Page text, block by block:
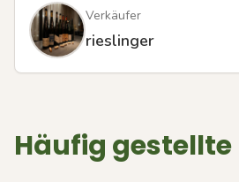
Verkäufer
rieslinger
Häufig gestellte